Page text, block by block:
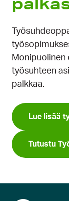
Monipuolinen
työsuhteen
palkkaa.
Lue lisää
Tutustu